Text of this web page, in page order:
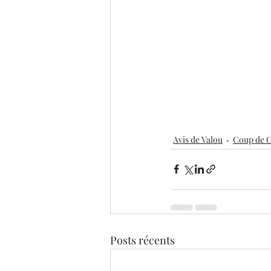
Avis de Valou Coup de
Posts récents